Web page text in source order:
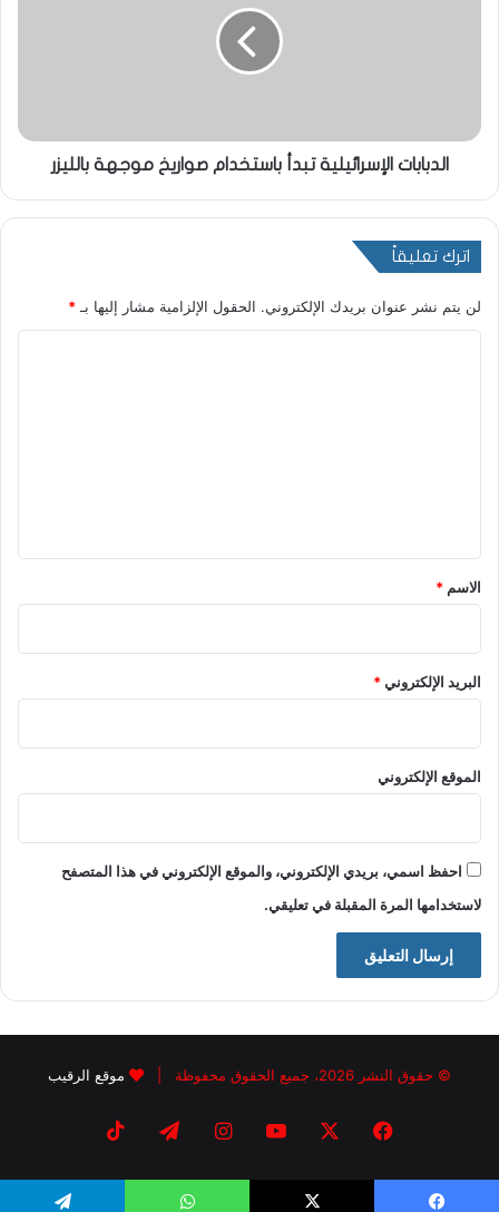
الدبابات الإسرائيلية تبدأ باستخدام صواريخ موجهة بالليزر
اترك تعليقاً
لن يتم نشر عنوان بريدك الإلكتروني. الحقول الإلزامية مشار إليها بـ*
*
الاسم *
البريد الإلكتروني*
الموقع الإلكتروني
احفظ اسمي، بريدي الإلكتروني، والموقع الإلكتروني في هذا المتصفح
لاستخدامها المرة المقبلة في تعليقي.
© حقوق النشر 2026، جميع الحقوق محفوظة | موقع الرقيب
فيسبوك يوتيوب انستقرام تيلقرام